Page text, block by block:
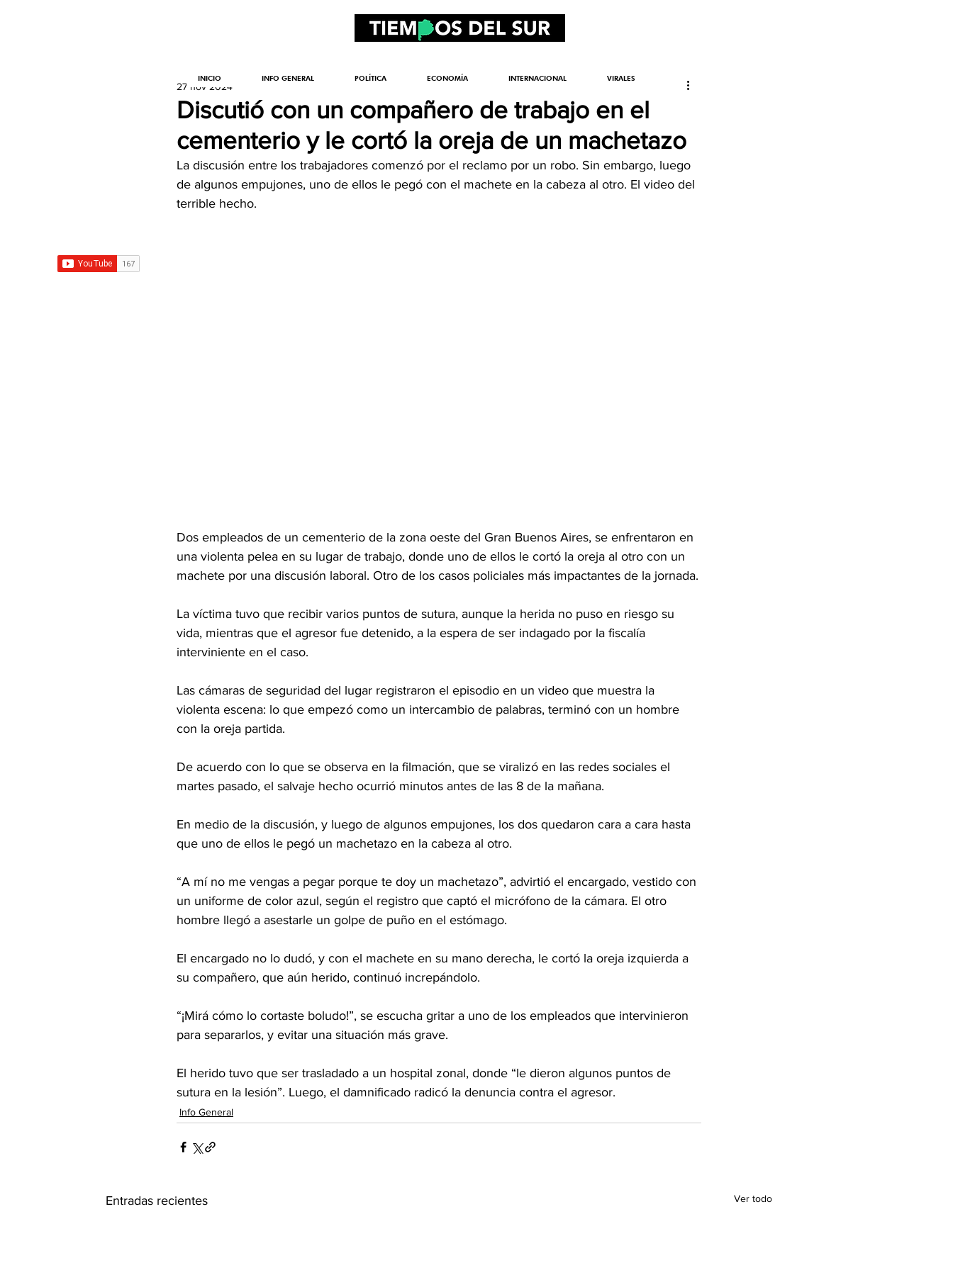
Discutió con un compañero de trabajo en el
cementerio y le cortó la oreja de un machetazo
27 nov 2024
La discusión entre los trabajadores comenzó por el reclamo por un robo. Sin embargo, luego
de algunos empujones, uno de ellos le pegó con el machete en la cabeza al otro. El video del
terrible hecho.
Dos empleados de un cementerio de la zona oeste del Gran Buenos Aires, se enfrentaron en
una violenta pelea en su lugar de trabajo, donde uno de ellos le cortó la oreja al otro con un
machete por una discusión laboral. Otro de los casos policiales más impactantes de la jornada.
La víctima tuvo que recibir varios puntos de sutura, aunque la herida no puso en riesgo su
vida, mientras que el agresor fue detenido, a la espera de ser indagado por la fiscalía
interviniente en el caso.
Las cámaras de seguridad del lugar registraron el episodio en un video que muestra la
violenta escena: lo que empezó como un intercambio de palabras, terminó con un hombre
con la oreja partida.
De acuerdo con lo que se observa en la filmación, que se viralizó en las redes sociales el
martes pasado, el salvaje hecho ocurrió minutos antes de las 8 de la mañana.
En medio de la discusión, y luego de algunos empujones, los dos quedaron cara a cara hasta
que uno de ellos le pegó un machetazo en la cabeza al otro.
“A mí no me vengas a pegar porque te doy un machetazo”, advirtió el encargado, vestido con
un uniforme de color azul, según el registro que captó el micrófono de la cámara. El otro
hombre llegó a asestarle un golpe de puño en el estómago.
El encargado no lo dudó, y con el machete en su mano derecha, le cortó la oreja izquierda a
su compañero, que aún herido, continuó increpándolo.
“¡Mirá cómo lo cortaste boludo!”, se escucha gritar a uno de los empleados que intervinieron
para separarlos, y evitar una situación más grave.
El herido tuvo que ser trasladado a un hospital zonal, donde “le dieron algunos puntos de
sutura en la lesión”. Luego, el damnificado radicó la denuncia contra el agresor.
Info General
Entradas recientes Ver todo
INICIO INFO GENERAL POLÍTICA ECONOMÍA INTERNACIONAL VIRALES